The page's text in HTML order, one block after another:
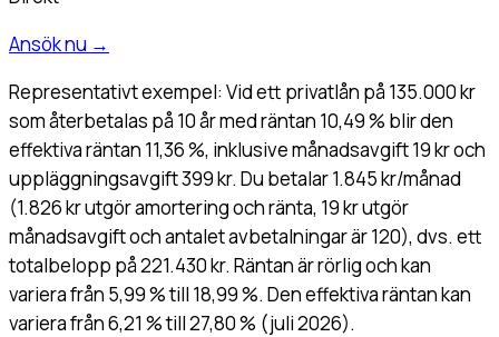
Ansök nu →
Representativt exempel: Vid ett privatlån på 135.000 kr
som återbetalas på 10 år med räntan 10,49 % blir den
effektiva räntan 11,36 %, inklusive månadsavgift 19 kr och
uppläggningsavgift 399 kr. Du betalar 1.845 kr/månad
(1.826 kr utgör amortering och ränta, 19 kr utgör
månadsavgift och antalet avbetalningar är 120), dvs. ett
totalbelopp på 221.430 kr. Räntan är rörlig och kan
variera från 5,99 % till 18,99 %. Den effektiva räntan kan
variera från 6,21 % till 27,80 % (juli 2026).